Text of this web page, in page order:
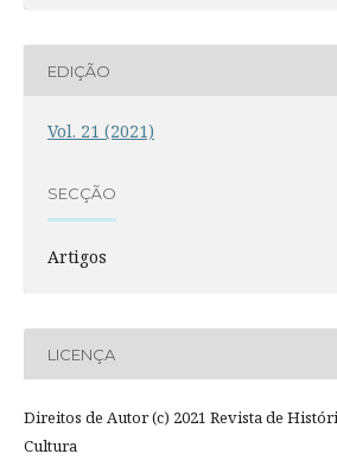
EDIÇÃO
Vol. 21 (2021)
SECÇÃO
Artigos
LICENÇA
Direitos de Autor (c) 2021 Revista de
Cultura